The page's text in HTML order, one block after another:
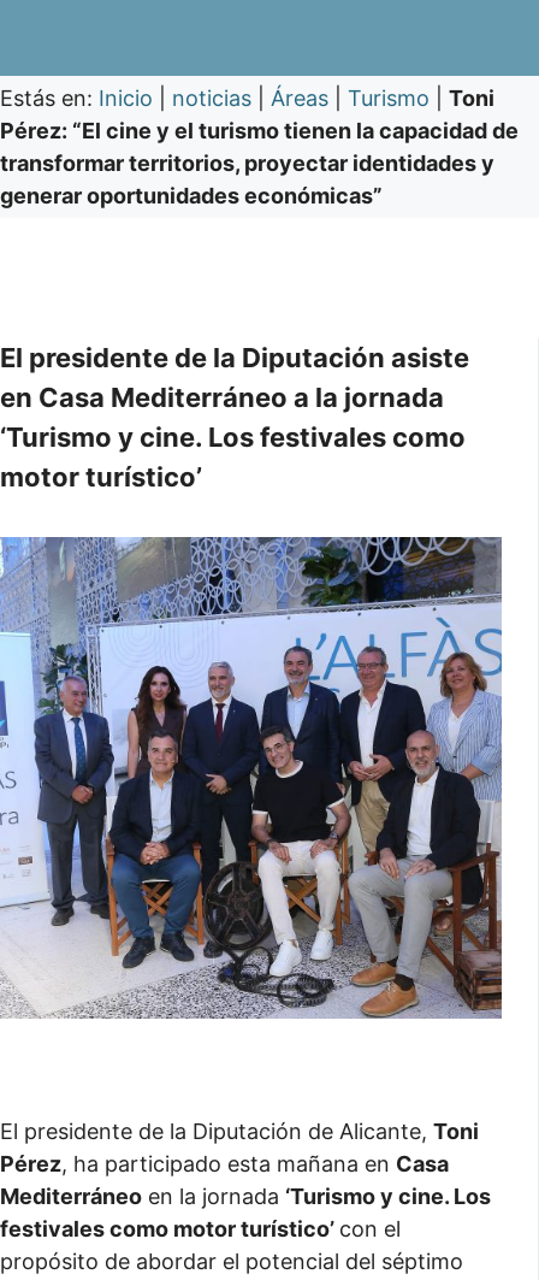
Estás en: Inicio noticias Áreas Turismo
Toni
Pérez: “El cine y el turismo tienen la capacidad de
transformar territorios, proyectar identidades y
generar oportunidades económicas”
El presidente de la Diputación asiste
en Casa Mediterráneo a la jornada
‘Turismo y cine. Los festivales como
motor turístico’
El presidente de la Diputación de Alicante, Toni
Pérez, ha participado esta mañana en Casa
Mediterráneo en la jornada ‘Turismo y cine. Los
festivales como motor turístico’ con el
propósito de abordar el potencial del séptimo